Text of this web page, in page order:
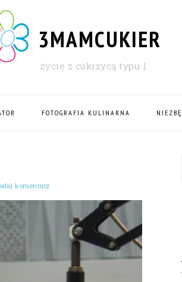
3MAMCUKIER
życie z cukrzycą typu 1
FOTOGRAFIA KULINARNA
komentarz